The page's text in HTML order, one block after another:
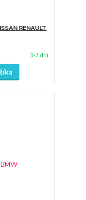
RENAULT
3-7 dní